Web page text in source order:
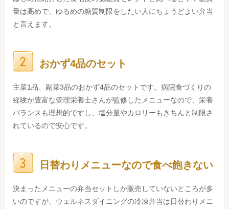
量は高めで、ゆるめの糖質制限をしたい人にちょうどよい弁当
と言えます。
おかず4品のセット
主菜1品、副菜3品のおかず4品のセットです。病院食づくりの
経験が豊富な管理栄養士さんが監修したメニューなので、栄養
バランスも理想的ですし、塩分量やカロリーもきちんと制限さ
れているので安心です。
日替わりメニューなので食べ飽きない
決まったメニューの弁当セットしか販売していないところが多
いのですが、ウェルネスダイニングの冷凍弁当は日替わりメニ